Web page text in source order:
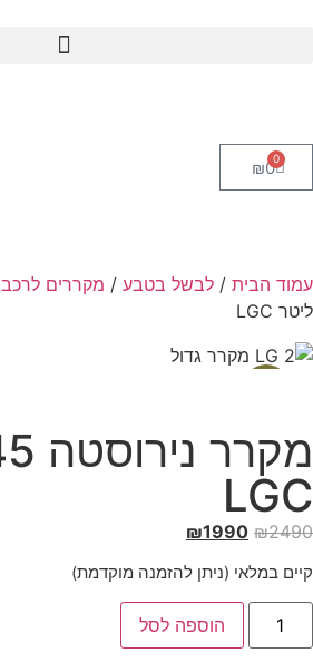
₪00
עמוד הבית / לבשל בטבע / מקררים לרכב
ליטר LGC
LGC
₪2490
₪1990
קיים במלאי (ניתן להזמנה מוקדמת)
הוספה לסל